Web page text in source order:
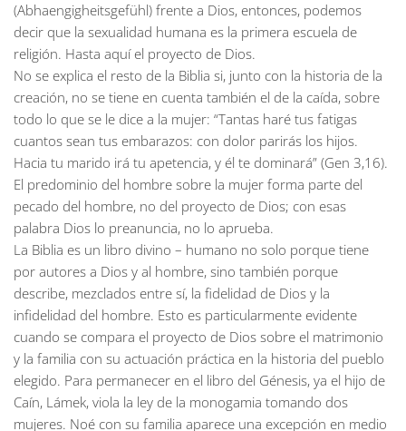
(Abhaengigheitsgefühl) frente a Dios, entonces, podemos
decir que la sexualidad humana es la primera escuela de
religión. Hasta aquí el proyecto de Dios.
No se explica el resto de la Biblia si, junto con la historia de la
creación, no se tiene en cuenta también el de la caída, sobre
todo lo que se le dice a la mujer: “Tantas haré tus fatigas
cuantos sean tus embarazos: con dolor parirás los hijos.
Hacia tu marido irá tu apetencia, y él te dominará” (Gen 3,16).
El predominio del hombre sobre la mujer forma parte del
pecado del hombre, no del proyecto de Dios; con esas
palabra Dios lo preanuncia, no lo aprueba.
La Biblia es un libro divino – humano no solo porque tiene
por autores a Dios y al hombre, sino también porque
describe, mezclados entre sí, la fidelidad de Dios y la
infidelidad del hombre. Esto es particularmente evidente
cuando se compara el proyecto de Dios sobre el matrimonio
y la familia con su actuación práctica en la historia del pueblo
elegido. Para permanecer en el libro del Génesis, ya el hijo de
Caín, Lámek, viola la ley de la monogamia tomando dos
mujeres. Noé con su familia aparece una excepción en medio